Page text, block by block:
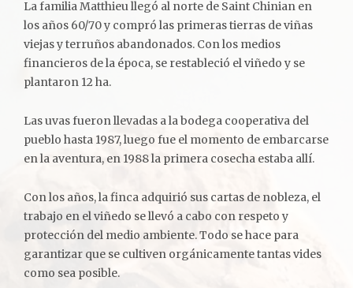
La familia Matthieu llegó al norte de Saint Chinian en
los años 60/70 y compró las primeras tierras de viñas
viejas y terruños abandonados. Con los medios
financieros de la época, se restableció el viñedo y se
plantaron 12 ha.
Las uvas fueron llevadas a la bodega cooperativa del
pueblo hasta 1987, luego fue el momento de embarcarse
en la aventura, en 1988 la primera cosecha estaba allí.
Con los años, la finca adquirió sus cartas de nobleza, el
trabajo en el viñedo se llevó a cabo con respeto y
protección del medio ambiente. Todo se hace para
garantizar que se cultiven orgánicamente tantas vides
como sea posible.